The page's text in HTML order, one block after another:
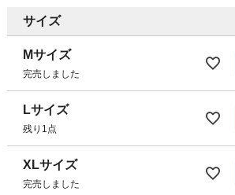
サイズ
Mサイズ
完売しました
Lサイズ
残り1点
XLサイズ
完売しました